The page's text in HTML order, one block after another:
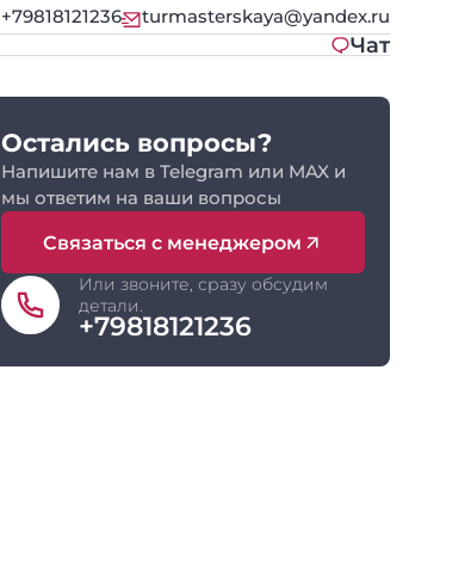
+79818121236 turmasterskaya@yandex.ru
Чат
Остались вопросы?
Напишите нам в Telegram или MAX и
мы ответим на ваши вопросы
Связаться с менеджером
Или звоните, сразу обсудим
детали.
+79818121236